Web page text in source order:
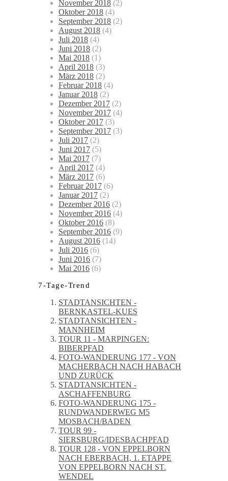
November 2018 (2)
Oktober 2018 (4)
September 2018 (2)
August 2018 (4)
Juli 2018 (4)
Juni 2018 (2)
Mai 2018 (1)
April 2018 (3)
März 2018 (2)
Februar 2018 (4)
Januar 2018 (2)
Dezember 2017 (2)
November 2017 (4)
Oktober 2017 (3)
September 2017 (3)
Juli 2017 (2)
Juni 2017 (5)
Mai 2017 (7)
April 2017 (4)
März 2017 (6)
Februar 2017 (6)
Januar 2017 (2)
Dezember 2016 (2)
November 2016 (4)
Oktober 2016 (8)
September 2016 (9)
August 2016 (14)
Juli 2016 (6)
Juni 2016 (7)
Mai 2016 (6)
7-Tage-Trend
STADTANSICHTEN -
BERNKASTEL-KUES
STADTANSICHTEN -
MANNHEIM
TOUR 11 - MARPINGEN:
BIBERPFAD
FOTO-WANDERUNG 177 - VON
MACHERBACH NACH HABACH
UND ZURÜCK
STADTANSICHTEN -
ASCHAFFENBURG
FOTO-WANDERUNG 175 -
RUNDWANDERWEG M5
MOSBACH/BADEN
TOUR 99 -
SIERSBURG/IDESBACHPFAD
TOUR 128 - VON EPPELBORN
NACH EBERBACH, 1. ETAPPE
VON EPPELBORN NACH ST.
WENDEL